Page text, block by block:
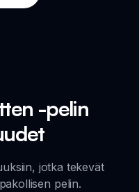
-pelin
jotka tekevät
pelin.